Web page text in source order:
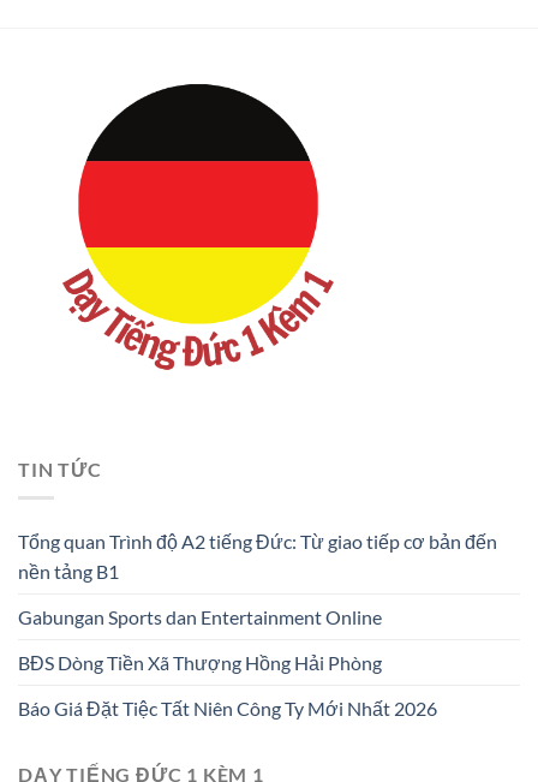
TIN TỨC
Tổng quan Trình độ A2 tiếng Đức: Từ giao tiếp cơ bản đến
nền tảng B1
Gabungan Sports dan Entertainment Online
BĐS Dòng Tiền Xã Thượng Hồng Hải Phòng
Báo Giá Đặt Tiệc Tất Niên Công Ty Mới Nhất 2026
DẠY TIẾNG ĐỨC 1 KÈM 1